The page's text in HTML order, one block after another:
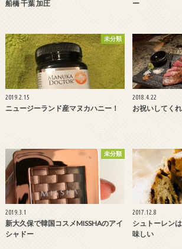
船橋 千葉 加圧 ー
未分類
2019.2.15
ニュージーランド産マヌカハニー！
2018.4.22
お祝いしてく
未分類
2019.3.1
新大久保で韓国コスメMISSHAのアイ
シャドー
2017.12.8
シュトーレン
味しい